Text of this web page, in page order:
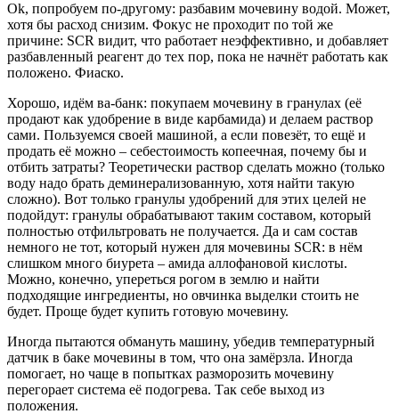
Оk, попробуем по-другому: разбавим мочевину водой. Может,
хотя бы расход снизим. Фокус не проходит по той же
причине: SCR видит, что работает неэффективно, и добавляет
разбавленный реагент до тех пор, пока не начнёт работать как
положено. Фиаско.
Хорошо, идём ва-банк: покупаем мочевину в гранулах (её
продают как удобрение в виде карбамида) и делаем раствор
сами. Пользуемся своей машиной, а если повезёт, то ещё и
продать её можно – себестоимость копеечная, почему бы и
отбить затраты? Теоретически раствор сделать можно (только
воду надо брать деминерализованную, хотя найти такую
сложно). Вот только гранулы удобрений для этих целей не
подойдут: гранулы обрабатывают таким составом, который
полностью отфильтровать не получается. Да и сам состав
немного не тот, который нужен для мочевины SCR: в нём
слишком много биурета – амида аллофановой кислоты.
Можно, конечно, упереться рогом в землю и найти
подходящие ингредиенты, но овчинка выделки стоить не
будет. Проще будет купить готовую мочевину.
Иногда пытаются обмануть машину, убедив температурный
датчик в баке мочевины в том, что она замёрзла. Иногда
помогает, но чаще в попытках разморозить мочевину
перегорает система её подогрева. Так себе выход из
положения.